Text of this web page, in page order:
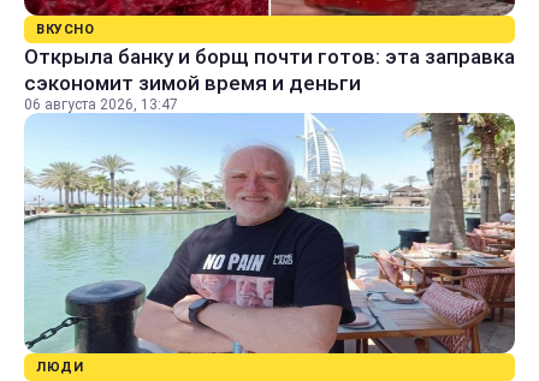
ВКУСНО
Открыла банку и борщ почти готов: эта заправка
сэкономит зимой время и деньги
06 августа 2026, 13:47
ЛЮДИ